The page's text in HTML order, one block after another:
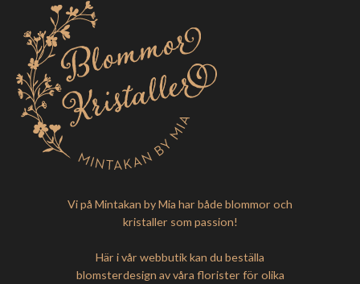
Vi på Mintakan by Mia har både blommor och
kristaller som passion!
Här i vår webbutik kan du beställa
blomsterdesign av våra florister för olika